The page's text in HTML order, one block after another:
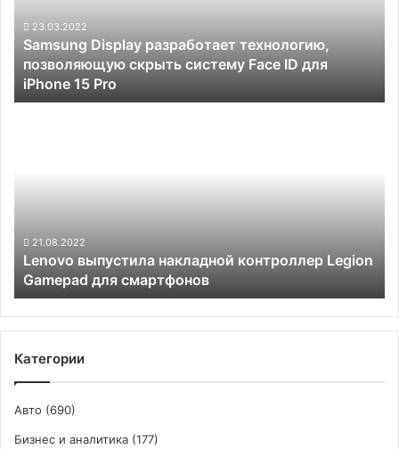
систему
Face
для
iPhone
23.03.2022
Samsung Display разработает технологию,
позволяющую скрыть систему Face ID для
iPhone 15 Pro
смартфонов
21.08.2022
Lenovo выпустила накладной контроллер Legion
Gamepad для смартфонов
Категории
Авто (690)
Бизнес и аналитика (177)